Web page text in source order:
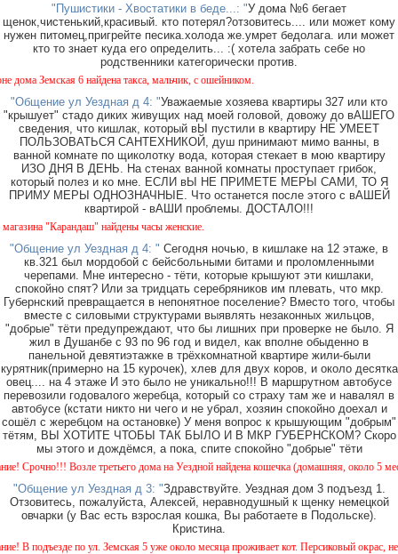
"Пушистики - Хвостатики в беде...: "У дома №6 бегает
щенок,чистенький,красивый. кто потерял?отзовитесь.... или может кому
нужен питомец,пригрейте песика.холода же.умрет бедолага. или может
кто то знает куда его определить... :( хотела забрать себе но
родственники категорически против.
Земская 6 найдена такса, мальчик, с ошейником.
"Общение ул Уездная д 4: "Уважаемые хозяева квартиры 327 или кто
"крышует" стадо диких живущих над моей головой, довожу до вАШЕГО
сведения, что кишлак, который вЫ пустили в квартиру НЕ УМЕЕТ
ПОЛЬЗОВАТЬСЯ САНТЕХНИКОЙ, душ принимают мимо ванны, в
ванной комнате по щиколотку вода, которая стекает в мою квартиру
ИЗО ДНЯ В ДЕНЬ. На стенах ванной комнаты проступает грибок,
который полез и ко мне. ЕСЛИ вЫ НЕ ПРИМЕТЕ МЕРЫ САМИ, ТО Я
ПРИМУ МЕРЫ ОДНОЗНАЧНЫЕ. Что останется после этого с вАШЕЙ
квартирой - вАШИ проблемы. ДОСТАЛО!!!
"Карандаш" найдены часы женские.
"Общение ул Уездная д 4: " Сегодня ночью, в кишлаке на 12 этаже, в
кв.321 был мордобой с бейсбольными битами и проломленными
черепами. Мне интересно - тёти, которые крышуют эти кишлаки,
спокойно спят? Или за тридцать серебряников им плевать, что мкр.
Губернский превращается в непонятное поселение? Вместо того, чтобы
вместе с силовыми структурами выявлять незаконных жильцов,
"добрые" тёти предупреждают, что бы лишних при проверке не было. Я
жил в Душанбе с 93 по 96 год и видел, как вполне обыденно в
панельной девятиэтажке в трёхкомнатной квартире жили-были
курятник(примерно на 15 курочек), хлев для двух коров, и около десятка
овец.... на 4 этаже И это было не уникально!!! В маршрутном автобусе
перевозили годовалого жеребца, который со страху там же и навалял в
автобусе (кстати никто ни чего и не убрал, хозяин спокойно доехал и
сошёл с жеребцом на остановке) У меня вопрос к крышующим "добрым"
тётям, ВЫ ХОТИТЕ ЧТОБЫ ТАК БЫЛО И В МКР ГУБЕРНСКОМ? Скоро
мы этого и дождёмся, а пока, спите спокойно "добрые" тёти
Возле третьего дома на Уездной найдена кошечка (домашняя, около 5
"Общение ул Уездная д 3: "Здравствуйте. Уездная дом 3 подъезд 1.
Отзовитесь, пожалуйста, Алексей, неравнодушный к щенку немецкой
овчарки (у Вас есть взрослая кошка, Вы работаете в Подольске).
Кристина.
по ул. Земская 5 уже около месяца проживает кот. Персиковый окрас, не